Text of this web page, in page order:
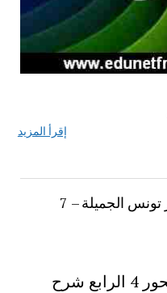
إقرأ المزيد
شرح نص جسر الاجيال – محور تونس الجميلة – 7
شرح نص جسر الاجيال المحور 4 الرابع شرح